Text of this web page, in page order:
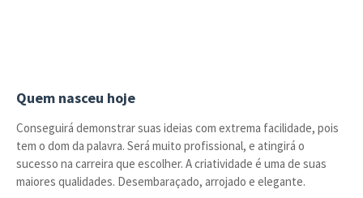
Quem nasceu hoje
Conseguirá demonstrar suas ideias com extrema facilidade, pois
tem o dom da palavra. Será muito profissional, e atingirá o
sucesso na carreira que escolher. A criatividade é uma de suas
maiores qualidades. Desembaraçado, arrojado e elegante.